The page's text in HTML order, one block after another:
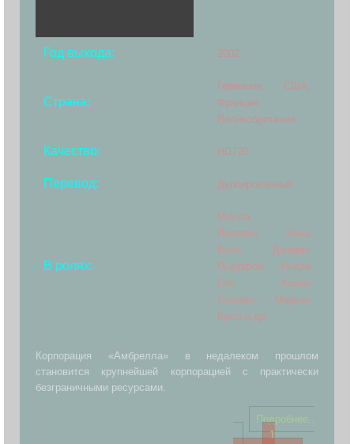
Год выхода: 2002
Страна:
Германия, США,
Франция,
Великобритания
Качество: HD720
Перевод: Дублированный
В ролях:
Милла
Йовович, Анна
Болт, Джеймс
Пьюрфой, Индра
Ове, Колин
Сэлмон, Мартин
Крюз и др.
Корпорация «Амбрелла» в недалеком прошлом
становится крупнейшей корпорацией с практически
безграничными ресурсами.
Подробнее..
.
1